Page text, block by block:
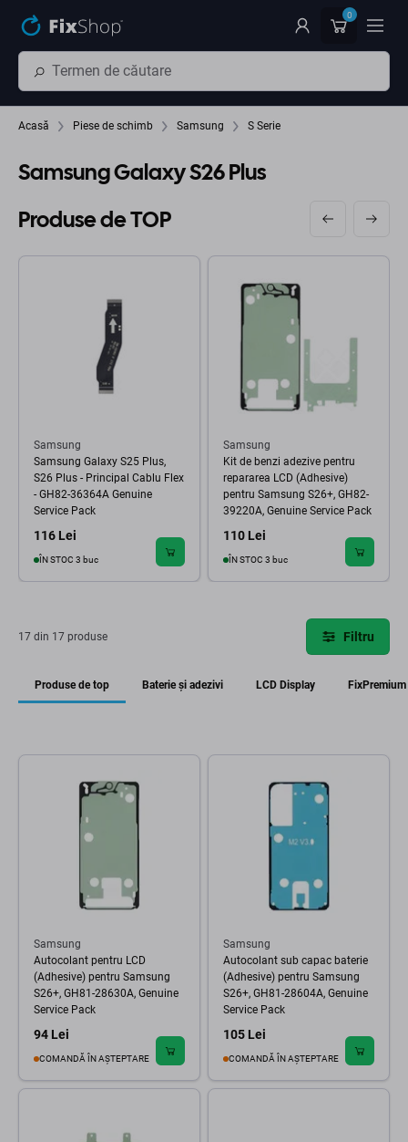
0
Acasă Piese de schimb Samsung S Serie
Samsung Galaxy S26 Plus
Produse de TOP
Samsung
Samsung Galaxy S25 Plus,
S26 Plus - Principal Cablu Flex
- GH82-36364A Genuine
Service Pack
116 Lei
ÎN STOC 3 buc
Samsung
Kit de benzi adezive pentru
repararea LCD (Adhesive)
pentru Samsung S26+, GH82-
39220A, Genuine Service Pack
110 Lei
ÎN STOC 3 buc
17 din 17 produse Filtru
Produse de top Baterie și adezivi LCD Display FixPremium
Samsung
Autocolant pentru LCD
(Adhesive) pentru Samsung
S26+, GH81-28630A, Genuine
Service Pack
94 Lei
COMANDĂ ÎN AȘTEPTARE
Samsung
Autocolant sub capac baterie
(Adhesive) pentru Samsung
S26+, GH81-28604A, Genuine
Service Pack
105 Lei
COMANDĂ ÎN AȘTEPTARE